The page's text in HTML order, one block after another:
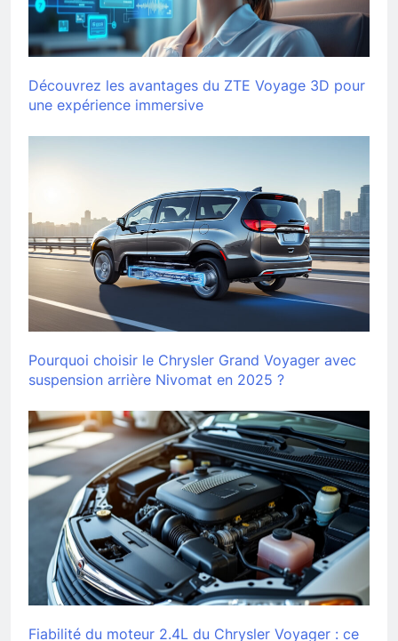
Découvrez les avantages du ZTE Voyage 3D pour
une expérience immersive
Pourquoi choisir le Chrysler Grand Voyager avec
suspension arrière Nivomat en 2025 ?
Fiabilité du moteur 2.4L du Chrysler Voyager : ce